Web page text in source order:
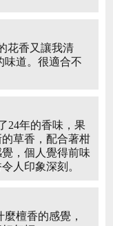
花香又讓我清
味道。很適合不
24年的香味，果
草香，配合著柑
，個人覺得前味
人印象深刻。
檀香的感覺，